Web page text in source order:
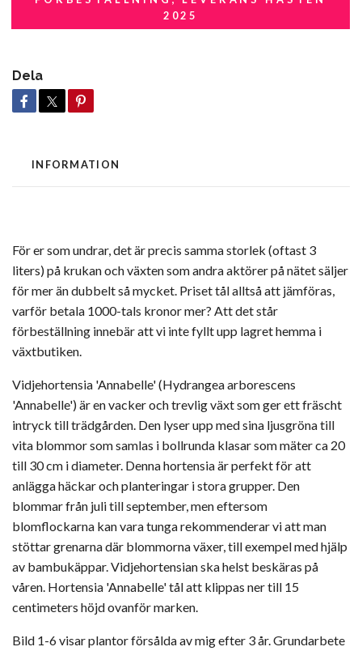
2025
Dela
INFORMATION
För er som undrar, det är precis samma storlek (oftast 3
liters) på krukan och växten som andra aktörer på nätet säljer
för mer än dubbelt så mycket. Priset tål alltså att jämföras,
varför betala 1000-tals kronor mer? Att det står
förbeställning innebär att vi inte fyllt upp lagret hemma i
växtbutiken.
Vidjehortensia 'Annabelle' (Hydrangea arborescens
'Annabelle') är en vacker och trevlig växt som ger ett fräscht
intryck till trädgården. Den lyser upp med sina ljusgröna till
vita blommor som samlas i bollrunda klasar som mäter ca 20
till 30 cm i diameter. Denna hortensia är perfekt för att
anlägga häckar och planteringar i stora grupper. Den
blommar från juli till september, men eftersom
blomflockarna kan vara tunga rekommenderar vi att man
stöttar grenarna där blommorna växer, till exempel med hjälp
av bambukäppar. Vidjehortensian ska helst beskäras på
våren. Hortensia 'Annabelle' tål att klippas ner till 15
centimeters höjd ovanför marken.
Bild 1-6 visar plantor försålda av mig efter 3 år. Grundarbete